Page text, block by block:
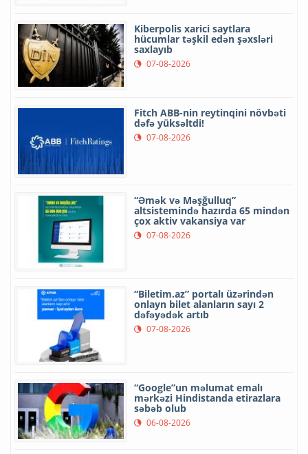
Kiberpolis xarici saytlara
hücumlar təşkil edən şəxsləri
saxlayıb
07-08-2026
Fitch ABB-nin reytinqini növbəti
dəfə yüksəltdi!
07-08-2026
“Əmək və Məşğulluq”
altsistemində hazırda 65 mindən
çox aktiv vakansiya var
07-08-2026
“Biletim.az” portalı üzərindən
onlayn bilet alanların sayı 2
dəfəyədək artıb
07-08-2026
“Google”un məlumat emalı
mərkəzi Hindistanda etirazlara
səbəb olub
06-08-2026